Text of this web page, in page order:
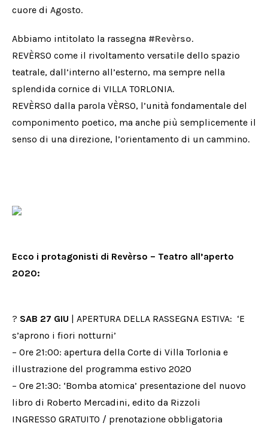
cuore di Agosto.
Abbiamo intitolato la rassegna #Revèrso.
REVÈRSO come il rivoltamento versatile dello spazio
teatrale, dall’interno all’esterno, ma sempre nella
splendida cornice di VILLA TORLONIA.
REVÈRSO dalla parola VÈRSO, l’unità fondamentale del
componimento poetico, ma anche più semplicemente il
senso di una direzione, l’orientamento di un cammino.
Ecco i protagonisti di Revèrso – Teatro all’aperto
2020:
? SAB 27 GIU | APERTURA DELLA RASSEGNA ESTIVA: ‘E
s’aprono i fiori notturni’
– Ore 21:00: apertura della Corte di Villa Torlonia e
illustrazione del programma estivo 2020
– Ore 21:30: ‘Bomba atomica’ presentazione del nuovo
libro di Roberto Mercadini, edito da Rizzoli
INGRESSO GRATUITO / prenotazione obbligatoria